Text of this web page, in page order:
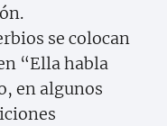
se colocan
“Ella habla
en algunos